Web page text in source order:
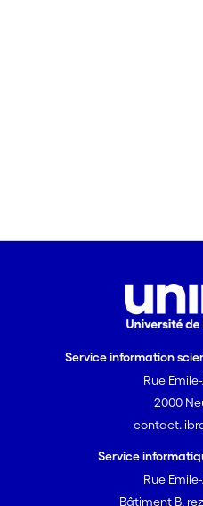
Service information
Rue
2000
Service
Rue
Bâtiment B,